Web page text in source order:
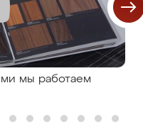
мы работаем